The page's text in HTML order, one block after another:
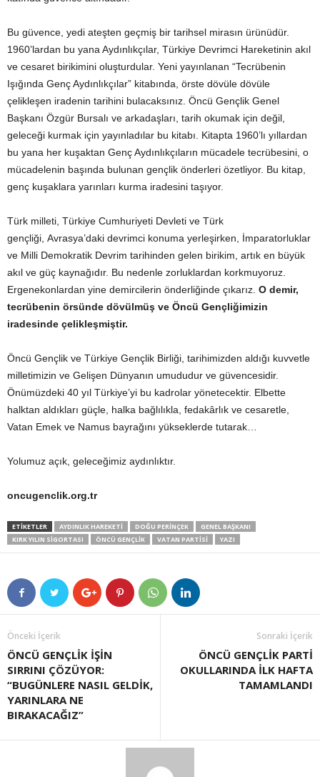
Bu güvence, yedi ateşten geçmiş bir tarihsel mirasın ürünüdür.
1960’lardan bu yana Aydınlıkçılar, Türkiye Devrimci Hareketinin akıl
ve cesaret birikimini oluşturdular. Yeni yayınlanan “Tecrübenin
Işığında Genç Aydınlıkçılar” kitabında, örste dövüle dövüle
çelikleşen iradenin tarihini bulacaksınız. Öncü Gençlik Genel
Başkanı Özgür Bursalı ve arkadaşları, tarih okumak için değil,
geleceği kurmak için yayınladılar bu kitabı. Kitapta 1960’lı yıllardan
bu yana her kuşaktan Genç Aydınlıkçıların mücadele tecrübesini, o
mücadelenin başında bulunan gençlik önderleri özetliyor. Bu kitap,
genç kuşaklara yarınları kurma iradesini taşıyor.
Türk milleti, Türkiye Cumhuriyeti Devleti ve Türk
gençliği, Avrasya’daki devrimci konuma yerleşirken, İmparatorluklar
ve Milli Demokratik Devrim tarihinden gelen birikim, artık en büyük
akıl ve güç kaynağıdır. Bu nedenle zorluklardan korkmuyoruz.
Ergenekonlardan yine demircilerin önderliğinde çıkarız. O demir,
tecrübenin örsünde dövülmüş ve Öncü Gençliğimizin
iradesinde çelikleşmiştir.
Öncü Gençlik ve Türkiye Gençlik Birliği, tarihimizden aldığı kuvvetle
milletimizin ve Gelişen Dünyanın umududur ve güvencesidir.
Önümüzdeki 40 yıl Türkiye’yi bu kadrolar yönetecektir. Elbette
halktan aldıkları güçle, halka bağlılıkla, fedakârlık ve cesaretle,
Vatan Emek ve Namus bayrağını yükseklerde tutarak…
Yolumuz açık, geleceğimiz aydınlıktır.
oncugenclik.org.tr
ETIKETLER AYDINLIK HAREKETI DOĞU PERINÇEK
GENEL BAŞKANI
KIRK YILIN SIGORTASI
ÖNCÜ GENÇLIK VATAN PARTİSİ YAZI
Önceki İçerik
ÖNCÜ GENÇLİK İŞİN
SIRRINI ÇÖZÜYOR:
“BUGÜNLERE NASIL GELDİK,
YARINLARA NE
BIRAKACAĞIZ”
Sonraki İçerik
ÖNCÜ GENÇLİK PARTİ
OKULLARINDA İLK HAFTA
TAMAMLANDI